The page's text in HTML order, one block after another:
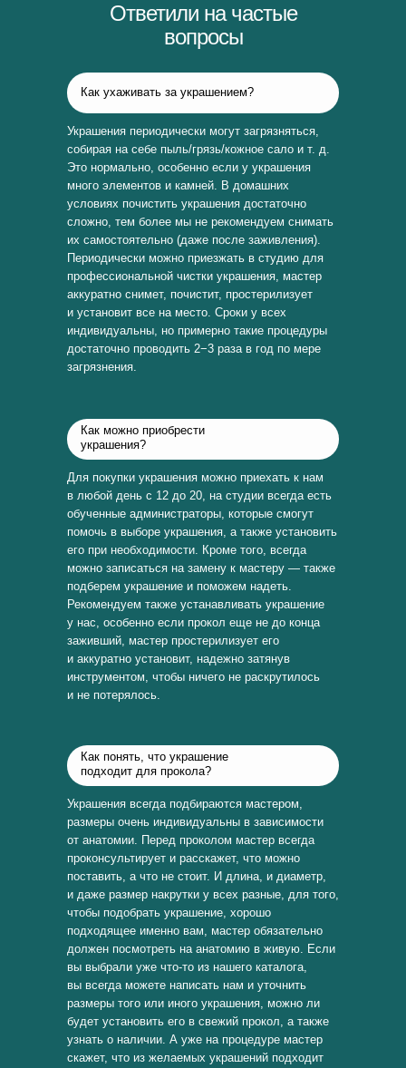
Ответили на частые
вопросы
Как ухаживать за украшением?
Украшения периодически могут загрязняться,
собирая на себе пыль/грязь/кожное сало и т. д.
Это нормально, особенно если у украшения
много элементов и камней. В домашних
условиях почистить украшения достаточно
сложно, тем более мы не рекомендуем снимать
их самостоятельно (даже после заживления).
Периодически можно приезжать в студию для
профессиональной чистки украшения, мастер
аккуратно снимет, почистит, простерилизует
и установит все на место. Сроки у всех
индивидуальны, но примерно такие процедуры
достаточно проводить 2−3 раза в год по мере
загрязнения.
Как можно приобрести
украшения?
Для покупки украшения можно приехать к нам
в любой день с 12 до 20, на студии всегда есть
обученные администраторы, которые смогут
помочь в выборе украшения, а также установить
его при необходимости. Кроме того, всегда
можно записаться на замену к мастеру — также
подберем украшение и поможем надеть.
Рекомендуем также устанавливать украшение
у нас, особенно если прокол еще не до конца
заживший, мастер простерилизует его
и аккуратно установит, надежно затянув
инструментом, чтобы ничего не раскрутилось
и не потерялось.
Как понять, что украшение
подходит для прокола?
Украшения всегда подбираются мастером,
размеры очень индивидуальны в зависимости
от анатомии. Перед проколом мастер всегда
проконсультирует и расскажет, что можно
поставить, а что не стоит. И длина, и диаметр,
и даже размер накрутки у всех разные, для того,
чтобы подобрать украшение, хорошо
подходящее именно вам, мастер обязательно
должен посмотреть на анатомию в живую. Если
вы выбрали уже что-то из нашего каталога,
вы всегда можете написать нам и уточнить
размеры того или иного украшения, можно ли
будет установить его в свежий прокол, а также
узнать о наличии. А уже на процедуре мастер
скажет, что из желаемых украшений подходит